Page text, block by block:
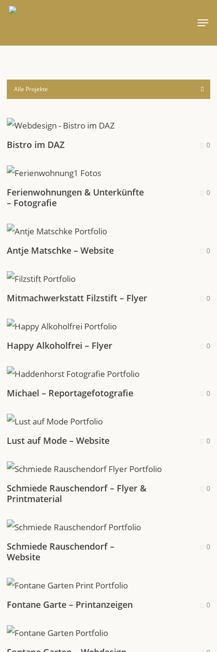
Skip
Alle Projekte
Bistro im DAZ 0
Ferienwohnungen & Unterkünfte
– Fotografie
0
Antje Matschke – Website 0
Mitmachwerkstatt Filzstift – Flyer 0
Happy Alkoholfrei – Flyer 0
Michael – Reportagefotografie 0
Lust auf Mode – Website 0
Schmiede Rauschendorf – Flyer &
Printmaterial
0
Schmiede Rauschendorf –
Website
0
Fontane Garte – Printanzeigen 0